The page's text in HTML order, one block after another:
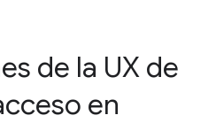
de la UX de
en